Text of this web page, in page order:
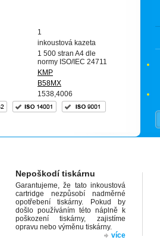
1
inkoustová kazeta
1 500 stran A4 dle
normy ISO/IEC 24711
KMP
B58MX
1538,4006
Nepoškodí tiskárnu
Garantujeme, že tato inkoustová
cartridge nezpůsobí nadměrné
opotřebení tiskárny. Pokud by
došlo používáním této náplně k
poškození tiskárny, zajistíme
opravu nebo výměnu tiskárny.
více